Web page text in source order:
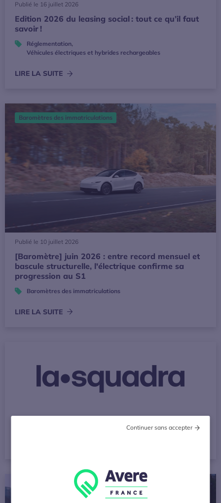
Continuer sans accepter
Publié le 16 juillet 2026
Edition 2026 du leasing social : tout ce qu’il faut
savoir !
Réglementation,
Véhicules électriques et hybrides rechargeables
LIRE LA SUITE
[Baromètre] juin 2026 : entre record mensuel et bascule
Baromètres des immatriculations
Publié le 10 juillet 2026
[Baromètre] juin 2026 : entre record mensuel et
bascule structurelle, l'électrique confirme sa
progression au S1
Baromètres des immatriculations
LIRE LA SUITE
La Squadra
[Baromètre] 197 663 points de recharge ouverts au
Baromètres points de recharge ouverts au public